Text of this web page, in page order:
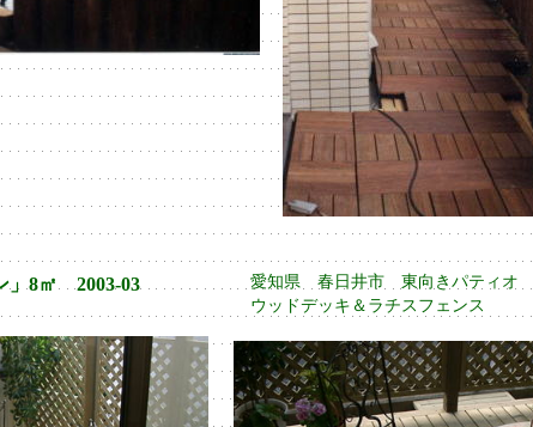
」8㎡ 2003-03
愛知県 春日井市 東向きパティ
ウッドデッキ＆ラチスフェンス